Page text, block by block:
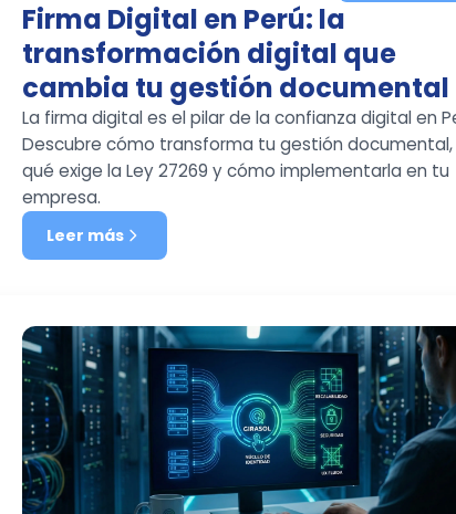
Firma Digital en Perú: la
transformación digital que
cambia tu gestión documental
La firma digital es el pilar de la confianza digital en
Descubre cómo transforma tu gestión documental,
qué exige la Ley 27269 y cómo implementarla en tu
empresa.
Leer más